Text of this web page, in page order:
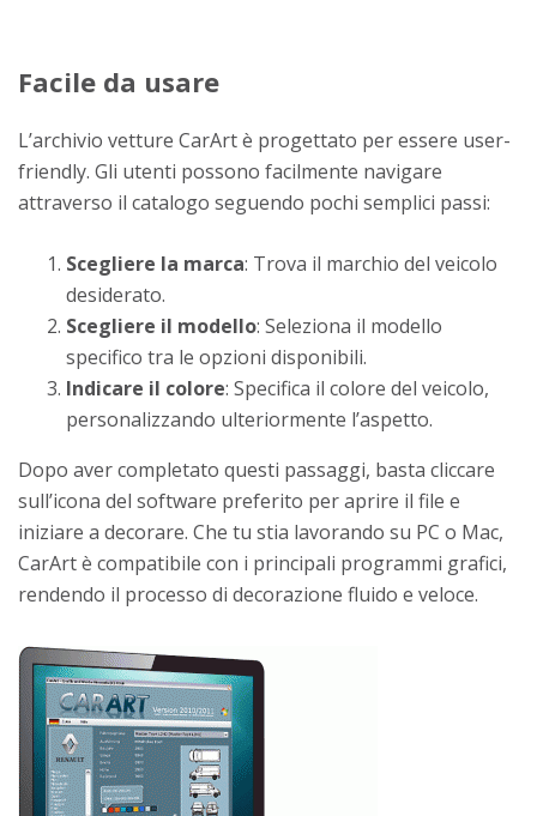
Facile da usare
L’archivio vetture CarArt è progettato per essere user-
friendly. Gli utenti possono facilmente navigare
attraverso il catalogo seguendo pochi semplici passi:
Scegliere la marca: Trova il marchio del veicolo
desiderato.
Scegliere il modello: Seleziona il modello
specifico tra le opzioni disponibili.
Indicare il colore: Specifica il colore del veicolo,
personalizzando ulteriormente l’aspetto.
Dopo aver completato questi passaggi, basta cliccare
sull’icona del software preferito per aprire il file e
iniziare a decorare. Che tu stia lavorando su PC o Mac,
CarArt è compatibile con i principali programmi grafici,
rendendo il processo di decorazione fluido e veloce.